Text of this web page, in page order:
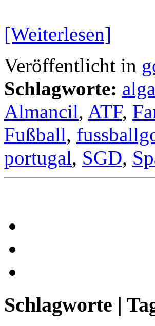
[Weiterlesen]
Veröffentlicht in
Schlagworte:
Almancil, ATF,
Fußball,
portugal, SGD,
Schlagworte |